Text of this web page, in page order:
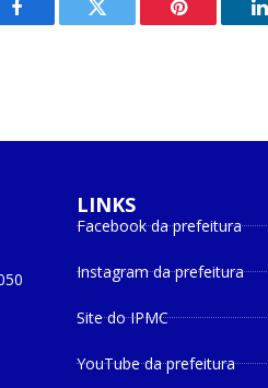
Facebook Twitter Pinterest
LINKS
Facebook da prefeitura
Instagram da prefeitura
Site do IPMC
YouTube da prefeitura